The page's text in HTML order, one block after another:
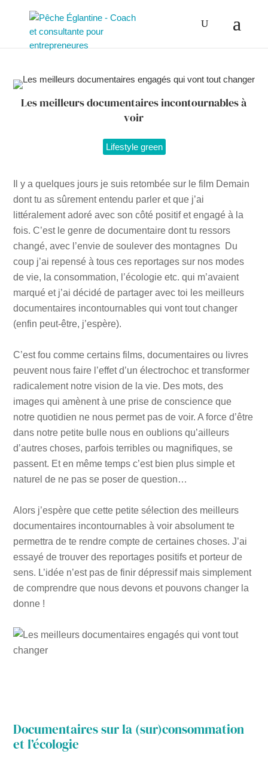
Les meilleurs documentaires incontournables à
voir
Lifestyle green
Il y a quelques jours je suis retombée sur le film Demain
dont tu as sûrement entendu parler et que j’ai
littéralement adoré avec son côté positif et engagé à la
fois. C’est le genre de documentaire dont tu ressors
changé, avec l’envie de soulever des montagnes Du
coup j’ai repensé à tous ces reportages sur nos modes
de vie, la consommation, l’écologie etc. qui m’avaient
marqué et j’ai décidé de partager avec toi les meilleurs
documentaires incontournables qui vont tout changer
(enfin peut-être, j’espère).
C’est fou comme certains films, documentaires ou livres
peuvent nous faire l’effet d’un électrochoc et transformer
radicalement notre vision de la vie. Des mots, des
images qui amènent à une prise de conscience que
notre quotidien ne nous permet pas de voir. A force d’être
dans notre petite bulle nous en oublions qu’ailleurs
d’autres choses, parfois terribles ou magnifiques, se
passent. Et en même temps c’est bien plus simple et
naturel de ne pas se poser de question…
Alors j’espère que cette petite sélection des meilleurs
documentaires incontournables à voir absolument te
permettra de te rendre compte de certaines choses. J’ai
essayé de trouver des reportages positifs et porteur de
sens. L’idée n’est pas de finir dépressif mais simplement
de comprendre que nous devons et pouvons changer la
donne !
Documentaires sur la (sur)consommation
et l’écologie